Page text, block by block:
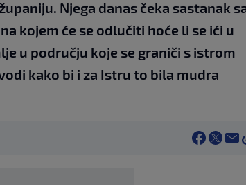
Njega danas čeka sastanak
kojem će se odlučiti hoće li se ići u
u području koje se graniči s istrom
kako bi i za Istru to bila mudra